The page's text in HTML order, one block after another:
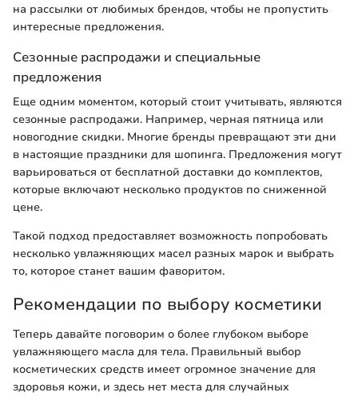
на рассылки от любимых брендов, чтобы не пропустить
интересные предложения.
Сезонные распродажи и специальные
предложения
Еще одним моментом, который стоит учитывать, являются
сезонные распродажи. Например, черная пятница или
новогодние скидки. Многие бренды превращают эти дни
в настоящие праздники для шопинга. Предложения могут
варьироваться от бесплатной доставки до комплектов,
которые включают несколько продуктов по сниженной
цене.
Такой подход предоставляет возможность попробовать
несколько увлажняющих масел разных марок и выбрать
то, которое станет вашим фаворитом.
Рекомендации по выбору косметики
Теперь давайте поговорим о более глубоком выборе
увлажняющего масла для тела. Правильный выбор
косметических средств имеет огромное значение для
здоровья кожи, и здесь нет места для случайных